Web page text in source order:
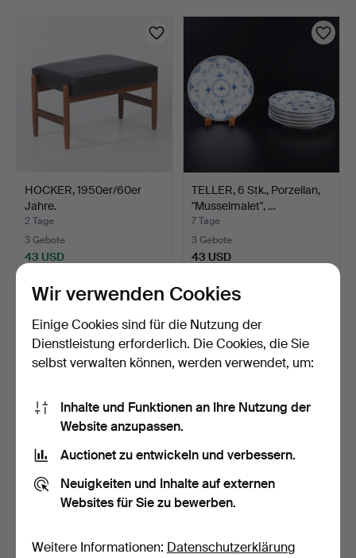
HOCKER, 1950er/60er
Jahre.
2 Tage
3 Gebote
43 USD
TELLER, 6 Stk., Porzellan,
"Musselmalet", …
7 Tage
3 Gebote
43 USD
KASSETTENDECK,
6 Tage
2 Gebote
MÄRKLIN. LOK,
Wagen un…
2 Tage
2 Gebote
Wir verwenden Cookies
Einige Cookies sind für die Nutzung der
Dienstleistung erforderlich. Die Cookies, die Sie
selbst verwalten können, werden verwendet, um:
Inhalte und Funktionen an Ihre Nutzung der
Website anzupassen.
Auctionet zu entwickeln und verbessern.
Neuigkeiten und Inhalte auf externen
Websites für Sie zu bewerben.
Weitere Informationen: Datenschutzerklärung